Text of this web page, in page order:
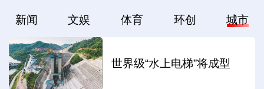
新闻 文娱 体育 环创 城市
世界级“水上电梯”将成型